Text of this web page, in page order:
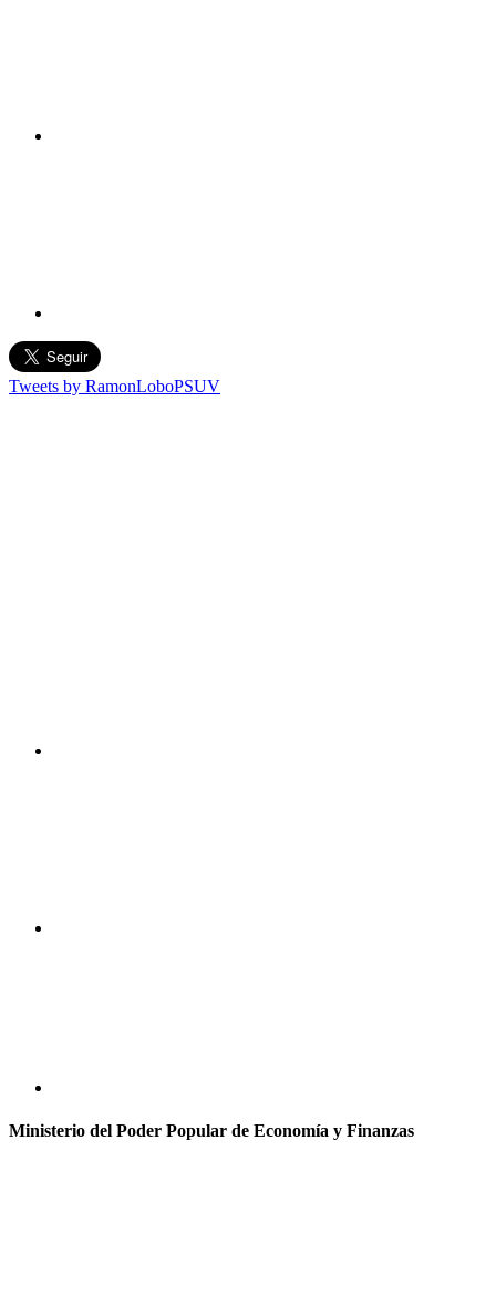
Tweets by RamonLoboPSUV
Ministerio del Poder Popular de Economía y Finanzas